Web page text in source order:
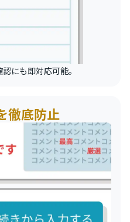
にも即対応可能。
徹底防止